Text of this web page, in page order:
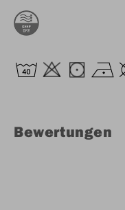
Bewertungen